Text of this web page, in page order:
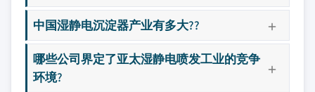
中国湿静电沉淀器产业有多大??
哪些公司界定了亚太湿静电喷发工业的竞争
环境?